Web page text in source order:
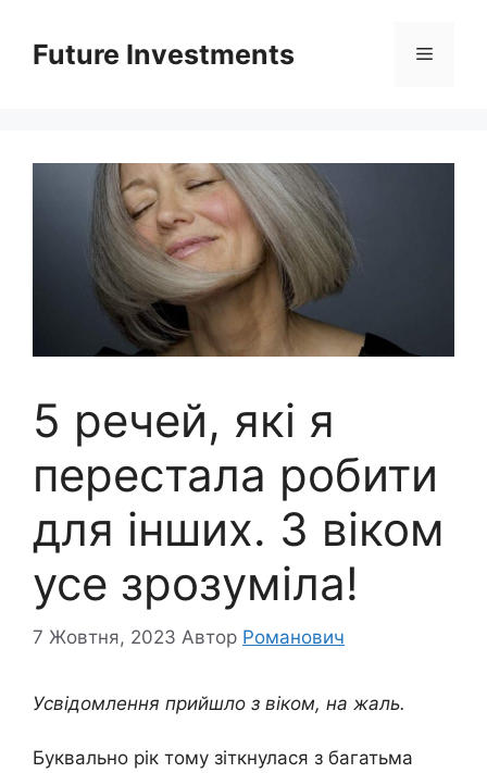
вмістуFuture Investments Меню
5 речей, які я
перестала робити
для інших. З віком
усе зрозуміла!
7 Жовтня, 2023 Автор Романович
Усвідомлення прийшло з віком, на жаль.
Буквально рік тому зіткнулася з багатьма